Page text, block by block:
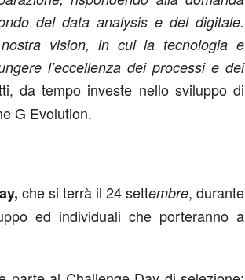
del data analysis e del digitale.
vision, in cui la tecnologia e
l’eccellenza dei processi e dei
da tempo investe nello sviluppo di
G Evolution.
che si terrà il 24 settembre, durante
ed individuali che porteranno a